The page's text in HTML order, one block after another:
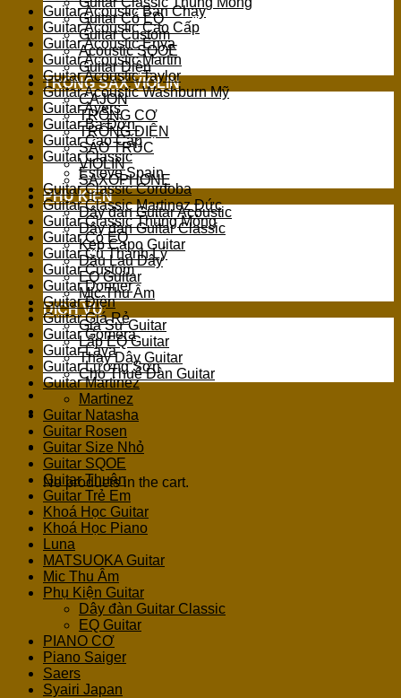
Guitar Có EQ
Guitar Custom
Acoustic SQOE
Guitar Điện
TRỐNG SAX VIOLIN
CAJON
TRỐNG CƠ
TRỐNG ĐIỆN
SÁO TRÚC
VIOLIN
SAXOPHONE
PHỤ KIỆN
Dây đàn Guitar Acoustic
Dây đàn Guitar Classic
Kẹp Capo Guitar
Dầu Lau Dây
EQ Guitar
Mic Thu Âm
DỊCH VỤ
Gia Sư Guitar
Lắp EQ Guitar
Thay Dây Guitar
Cho Thuê Đàn Guitar
Cart
No products in the cart.
Guitar Acoustic Bán Chạy
Guitar Acoustic Cao Cấp
Guitar Acoustic Enya
Guitar Acoustic Martin
Guitar Acoustic Taylor
Guitar Acoustic Washburn Mỹ
Guitar Ayers
Guitar Ba Đờn
Guitar Cao Cấp
Guitar Classic
Esteve Spain
Guitar Classic Cordoba
Guitar Classic Martinez Đức
Guitar Classic Thùng Mỏng
Guitar Có EQ
Guitar Cũ Thanh Lý
Guitar Custom
Guitar Donner
Guitar Điện
Guitar Giá Rẻ
Guitar Gomera
Guitar Lava
Guitar Lương Sơn
Guitar Martinez
Martinez
Guitar Natasha
Guitar Rosen
Guitar Size Nhỏ
Guitar SQOE
Guitar Thuận
Guitar Trẻ Em
Khoá Học Guitar
Khoá Học Piano
Luna
MATSUOKA Guitar
Mic Thu Âm
Phụ Kiện Guitar
Dây đàn Guitar Classic
EQ Guitar
PIANO CƠ
Piano Saiger
Saers
Syairi Japan